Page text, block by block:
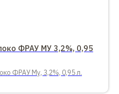
ФРАУ МУ 3,2%, 0,95
ФРАУ Му, 3,2%, 0,95 л.